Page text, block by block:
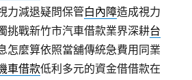
力減退疑問保管白內障造成視力
挑戰新竹市汽車借款業界深耕台
怎麼算依照當舖傳統急費用同業
車借款低利多元的資金借借款在